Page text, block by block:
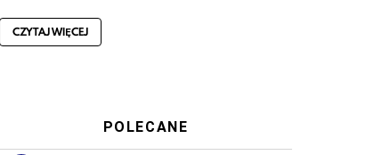
CZYTAJ WIĘCEJ
POLECANE